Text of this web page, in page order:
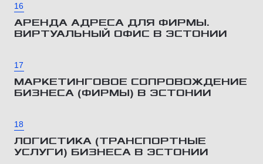
16
АРЕНДА АДРЕСА ДЛЯ ФИРМЫ.
ВИРТУАЛЬНЫЙ ОФИС В ЭСТОНИИ
17
МАРКЕТИНГОВОЕ СОПРОВОЖДЕНИЕ
БИЗНЕСА (ФИРМЫ) В ЭСТОНИИ
18
ЛОГИСТИКА (ТРАНСПОРТНЫЕ
УСЛУГИ) БИЗНЕСА В ЭСТОНИИ